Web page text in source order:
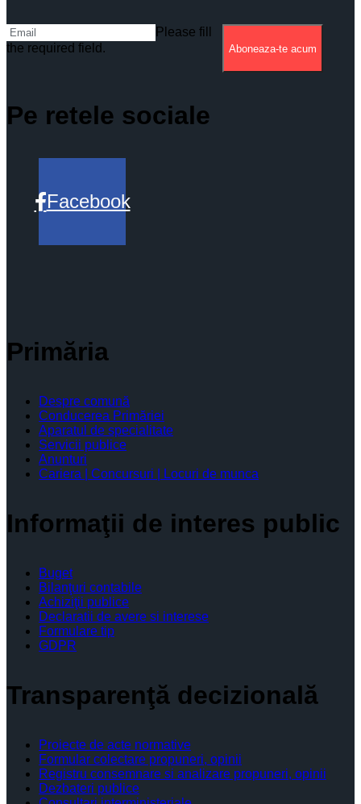
Please fill
the required field.
Aboneaza-te acum
Pe retele sociale
Facebook
Primăria
Despre comună
Conducerea Primăriei
Aparatul de specialitate
Servicii publice
Anunturi
Cariera | Concursuri | Locuri de munca
Informaţii de interes public
Buget
Bilanţuri contabile
Achiziţii publice
Declaratii de avere si interese
Formulare tip
GDPR
Transparenţă decizională
Proiecte de acte normative
Formular colectare propuneri, opinii
Registru consemnare si analizare propuneri, opinii
Dezbateri publice